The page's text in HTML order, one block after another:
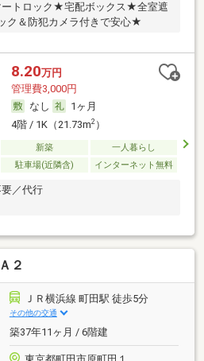
ートロック★宅配ボックス★全室遮
ク＆防犯カメラ付きで安心★
8.20万円
管理費3,000円
なし
1ヶ月
4階 / 1K（21.73m2）
新築
一人暮らし
駐車場(近隣含) インターネット無料
／代行
２
ＪＲ横浜線 町田駅 徒歩5分
その他の交通
築37年11ヶ月 / 6階建